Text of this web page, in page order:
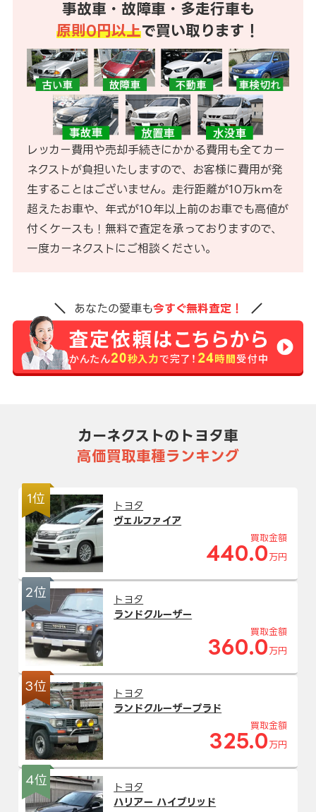
事故車・故障車・多走行車も
原則0円以上で買い取ります！
レッカー費用や売却手続きにかかる費用も全てカー
ネクストが負担いたしますので、お客様に費用が発
生することはございません。走行距離が10万kmを
超えたお車や、年式が10年以上前のお車でも高値が
付くケースも！無料で査定を承っておりますので、
一度カーネクストにご相談ください。
あなたの愛車も今すぐ無料査定！
カーネクストのトヨタ車
高価買取車種ランキング
1位
トヨタ
ヴェルファイア
買取金額
440.0 万円
2位
トヨタ
ランドクルーザー
買取金額
360.0 万円
3位
トヨタ
ランドクルーザープラド
買取金額
325.0 万円
4位
トヨタ
ハリアー ハイブリッド